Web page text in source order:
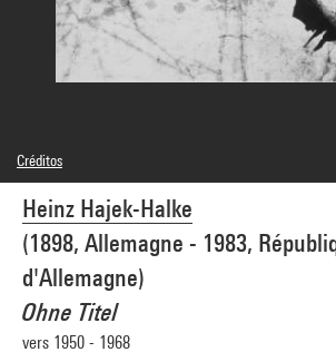
Heinz Hajek-Halke
(1898, Allemagne - 1983,
d'Allemagne)
Ohne Titel
vers 1950 - 1968
Créditos
© Heinz Hajek-Halke/ Collection Michael Ruetz/
Créditos fotográficos : Centre Pompidou, MNAM-CCI/
GrandPalaisRmn
Referencia de la imagen : 4F70203 [2002 CX 0108]
Difusión de la imagen :